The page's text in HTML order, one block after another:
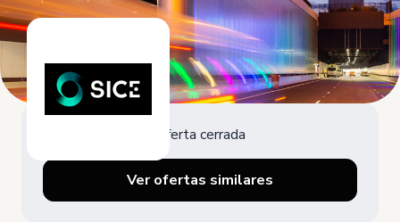
Oferta cerrada
Ver ofertas similares